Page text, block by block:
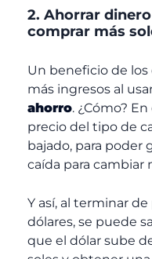
2. Ahorrar
comprar más
Un beneficio de los
más ingresos al
ahorro. ¿Cómo?
precio del tipo de
bajado, para poder
caída para cambiar
Y así, al terminar
dólares, se puede
que el dólar sube